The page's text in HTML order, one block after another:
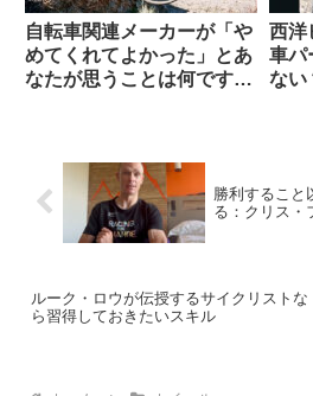
自転車関連メーカーが「や
めてくれてよかった」とあ
なたが思うことは何ですか
西洋
車パ
ない
勝利すること
る：クリス・
ルーク・ロウが伝授するサイクリストな
ら習得しておきたいスキル